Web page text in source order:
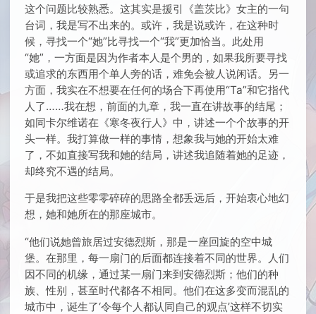
这个问题比较熟悉。这其实是援引《盖茨比》女主的一句
台词，我是写不出来的。或许，我是说或许，在这种时
候，寻找一个“她”比寻找一个“我”更加恰当。此处用
“她”，一方面是因为作者本人是个男的，如果我所要寻找
或追求的东西用个单人旁的话，难免会被人说闲话。另一
方面，我实在不想要在任何的场合下再使用“Ta”和它指代
人了……我在想，前面的九章，我一直在讲故事的结尾；
如同卡尔维诺在《寒冬夜行人》中，讲述一个个故事的开
头一样。我打算做一样的事情，想象我与她的开始太难
了，不如直接写我和她的结局，讲述我追随着她的足迹，
却终究不遇的结局。
于是我把这些零零碎碎的思路全都丢远后，开始衷心地幻
想，她和她所在的那座城市。
“他们说她曾旅居过安德烈斯，那是一座回旋的空中城
堡。在那里，每一扇门的后面都连接着不同的世界。人们
因不同的机缘，通过某一扇门来到安德烈斯；他们的种
族、性别，甚至时代都各不相同。他们在这多变而混乱的
城市中，诞生了‘令每个人都认同自己的观点’这样不切实